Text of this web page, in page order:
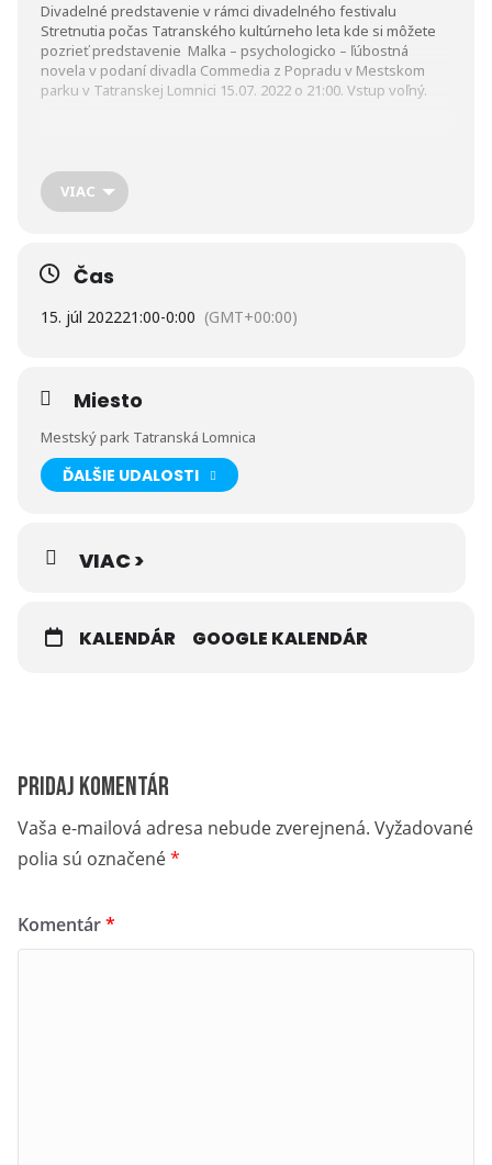
Divadelné predstavenie v rámci divadelného festivalu
Stretnutia počas Tatranského kultúrneho leta kde si môžete
pozrieť predstavenie Malka – psychologicko – ľúbostná
novela v podaní divadla Commedia z Popradu v Mestskom
parku v Tatranskej Lomnici 15.07. 2022 o 21:00. Vstup voľný.
Podujatie je realizované s finančnou podporou Ministerstva
VIAC
Čas
15. júl 202221:00-0:00 (GMT+00:00)
Miesto
Mestský park Tatranská Lomnica
ĎALŠIE UDALOSTI
VIAC >
KALENDÁR GOOGLE KALENDÁR
Pridaj komentár
Vaša e-mailová adresa nebude zverejnená. Vyžadované
polia sú označené*
Komentár*